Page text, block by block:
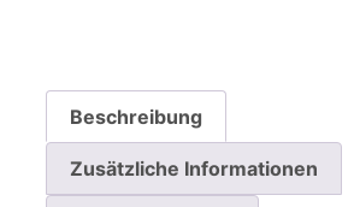
Beschreibung
Zusätzliche Informationen